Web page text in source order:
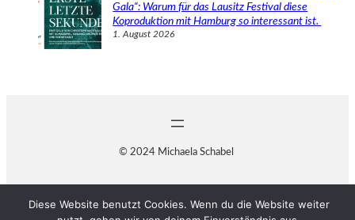
Gala“: Warum für das Lausitz Festival diese
Koproduktion mit Hamburg so interessant ist.
1. August 2026
© 2024 Michaela Schabel
Diese Website benutzt Cookies. Wenn du die Website weiter